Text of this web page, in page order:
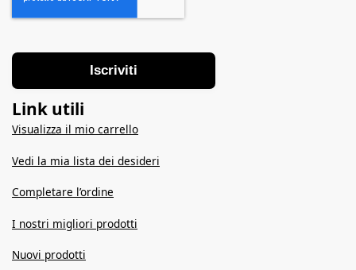
Iscriviti
Link utili
Visualizza il mio carrello
Vedi la mia lista dei desideri
Completare l’ordine
I nostri migliori prodotti
Nuovi prodotti